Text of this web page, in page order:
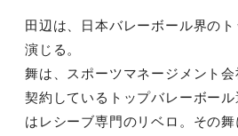
田辺 は、日本バレーボール界の
演じる。
舞は、スポーツマネージメント
契約している トップバレーボー
はレシーブ専門のリベロ。 その